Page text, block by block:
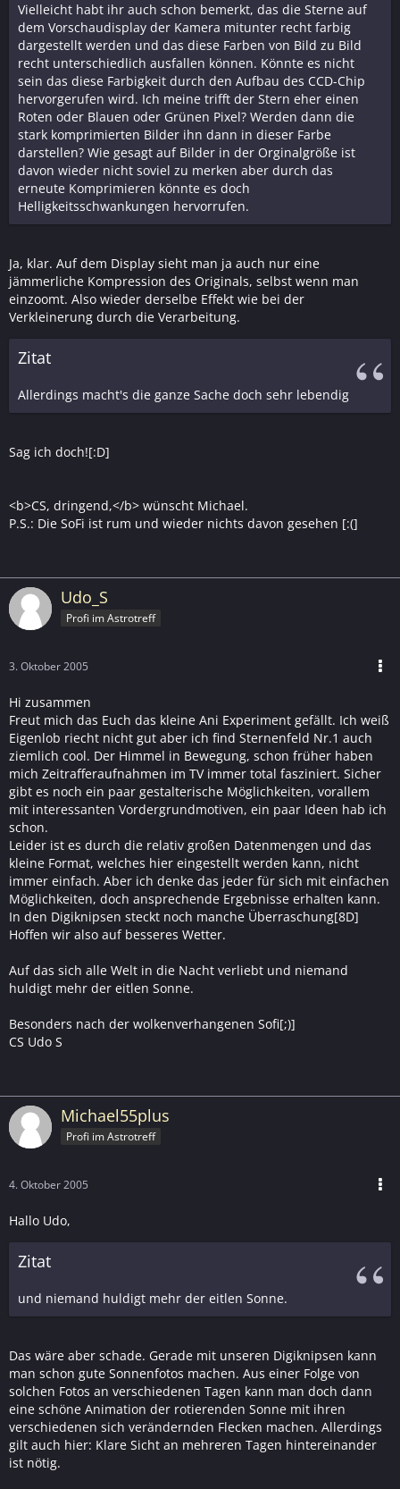
Vielleicht habt ihr auch schon bemerkt, das die Sterne auf
dem Vorschaudisplay der Kamera mitunter recht farbig
dargestellt werden und das diese Farben von Bild zu Bild
recht unterschiedlich ausfallen können. Könnte es nicht
sein das diese Farbigkeit durch den Aufbau des CCD-Chip
hervorgerufen wird. Ich meine trifft der Stern eher einen
Roten oder Blauen oder Grünen Pixel? Werden dann die
stark komprimierten Bilder ihn dann in dieser Farbe
darstellen? Wie gesagt auf Bilder in der Orginalgröße ist
davon wieder nicht soviel zu merken aber durch das
erneute Komprimieren könnte es doch
Helligkeitsschwankungen hervorrufen.
Ja, klar. Auf dem Display sieht man ja auch nur eine
jämmerliche Kompression des Originals, selbst wenn man
einzoomt. Also wieder derselbe Effekt wie bei der
Verkleinerung durch die Verarbeitung.
Zitat
Allerdings macht's die ganze Sache doch sehr lebendig
Sag ich doch![:D]
<b>CS, dringend,</b> wünscht Michael.
P.S.: Die SoFi ist rum und wieder nichts davon gesehen [:(]
Udo_S
Profi im Astrotreff
3. Oktober 2005
Hi zusammen
Freut mich das Euch das kleine Ani Experiment gefällt. Ich weiß
Eigenlob riecht nicht gut aber ich find Sternenfeld Nr.1 auch
ziemlich cool. Der Himmel in Bewegung, schon früher haben
mich Zeitrafferaufnahmen im TV immer total fasziniert. Sicher
gibt es noch ein paar gestalterische Möglichkeiten, vorallem
mit interessanten Vordergrundmotiven, ein paar Ideen hab ich
schon.
Leider ist es durch die relativ großen Datenmengen und das
kleine Format, welches hier eingestellt werden kann, nicht
immer einfach. Aber ich denke das jeder für sich mit einfachen
Möglichkeiten, doch ansprechende Ergebnisse erhalten kann.
In den Digiknipsen steckt noch manche Überraschung[8D]
Hoffen wir also auf besseres Wetter.
Auf das sich alle Welt in die Nacht verliebt und niemand
huldigt mehr der eitlen Sonne.
Besonders nach der wolkenverhangenen Sofi[;)]
CS Udo S
Michael55plus
Profi im Astrotreff
4. Oktober 2005
Hallo Udo,
Zitat
und niemand huldigt mehr der eitlen Sonne.
Das wäre aber schade. Gerade mit unseren Digiknipsen kann
man schon gute Sonnenfotos machen. Aus einer Folge von
solchen Fotos an verschiedenen Tagen kann man doch dann
eine schöne Animation der rotierenden Sonne mit ihren
verschiedenen sich verändernden Flecken machen. Allerdings
gilt auch hier: Klare Sicht an mehreren Tagen hintereinander
ist nötig.